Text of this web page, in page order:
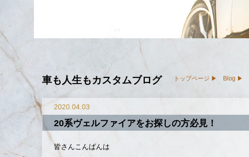
車も人生もカスタムブログ トップページ Blog
2020.04.03
20系ヴェルファイアをお探しの方必見！
皆さんこんばんは